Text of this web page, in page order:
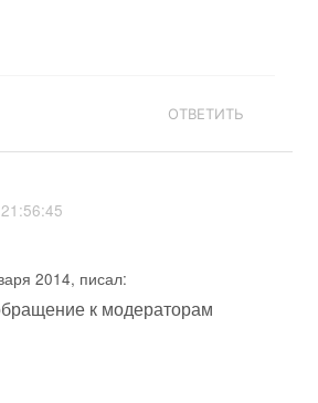
ОТВЕТИТЬ
2014, писал:
к модераторам